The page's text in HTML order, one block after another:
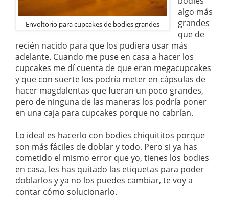
Envoltorio para cupcakes de bodies grandes
algo más
grandes
que de
recién nacido para que los pudiera usar más
adelante. Cuando me puse en casa a hacer los
cupcakes me dí cuenta de que eran megacupcakes
y que con suerte los podría meter en cápsulas de
hacer magdalentas que fueran un poco grandes,
pero de ninguna de las maneras los podría poner
en una caja para cupcakes porque no cabrían.
Lo ideal es hacerlo con bodies chiquititos porque
son más fáciles de doblar y todo. Pero si ya has
cometido el mismo error que yo, tienes los bodies
en casa, les has quitado las etiquetas para poder
doblarlos y ya no los puedes cambiar, te voy a
contar cómo solucionarlo.